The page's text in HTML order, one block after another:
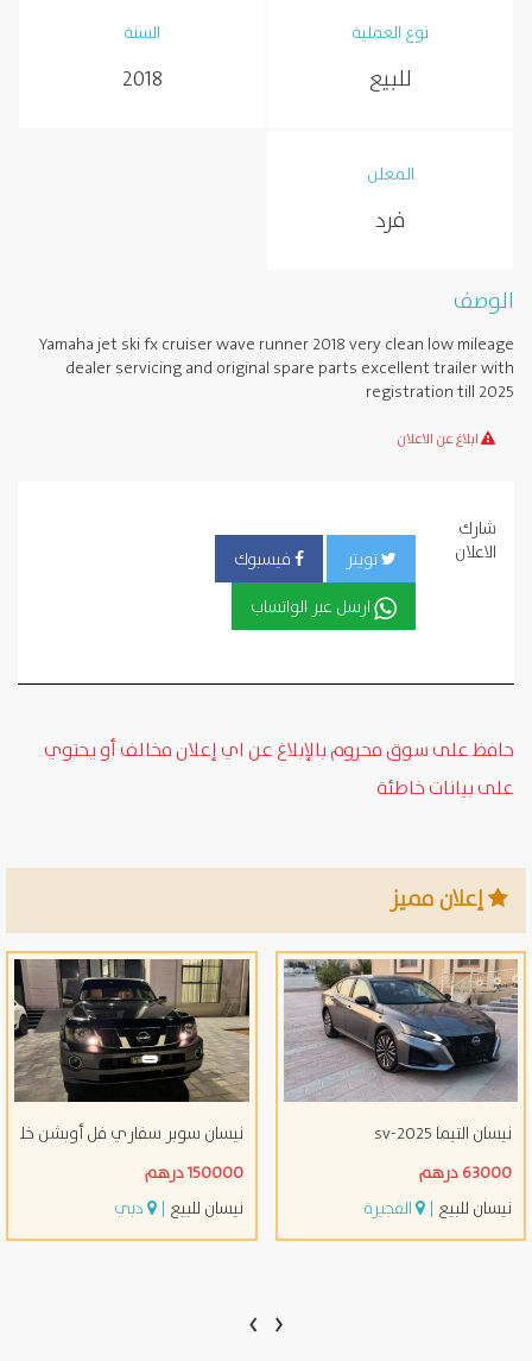
نوع العملية
للبيع
السنة
2018
المعلن
فرد
الوصف
Yamaha jet ski fx cruiser wave runner 2018 very clean low mileage
dealer servicing and original spare parts excellent trailer with
registration till 2025
ابلاغ عن الاعلان
شارك
الاعلان
تويتر
فيسبوك
ارسل عبر الواتساب
حافظ على سوق محروم بالإبلاغ عن اي إعلان مخالف أو يحتوي
على بيانات خاطئة
إعلان مميز
نيسان التيما sv-2025
63000 درهم
نيسان للبيع | الفجيرة
نيسان سوبر سفاري فل أوبشن
150000 درهم
نيسان للبيع | دبي
‹
›